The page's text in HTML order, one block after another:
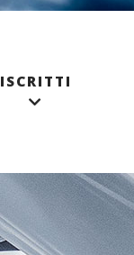
ISCRITTI